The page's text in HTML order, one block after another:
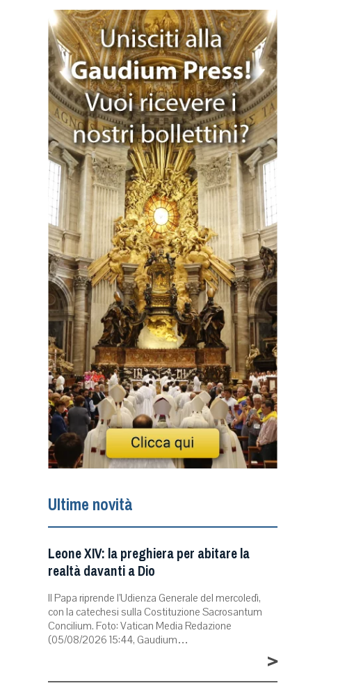
Ultime novità
Leone XIV: la preghiera per abitare la
realtà davanti a Dio
Il Papa riprende l’Udienza Generale del mercoledì,
con la catechesi sulla Costituzione Sacrosantum
Concilium. Foto: Vatican Media Redazione
(05/08/2026 15:44, Gaudium…
>